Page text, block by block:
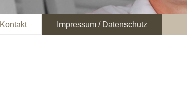
Kontakt Impressum / Datenschutz